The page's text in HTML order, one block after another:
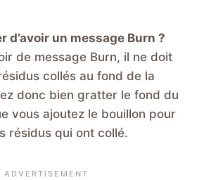
d’avoir un message Burn ?
de message Burn, il ne doit
collés au fond de la
donc bien gratter le fond du
vous ajoutez le bouillon pour
résidus qui ont collé.